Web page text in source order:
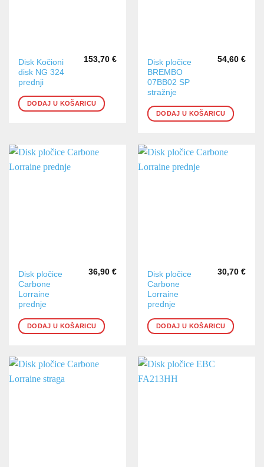
Disk Kočioni
disk NG 324
prednji
153,70 €
DODAJ U KOŠARICU
Disk pločice
BREMBO
07BB02 SP
stražnje
54,60 €
DODAJ U KOŠARICU
Disk pločice
Carbone
Lorraine
prednje
36,90 €
DODAJ U KOŠARICU
Disk pločice
Carbone
Lorraine
prednje
30,70 €
DODAJ U KOŠARICU